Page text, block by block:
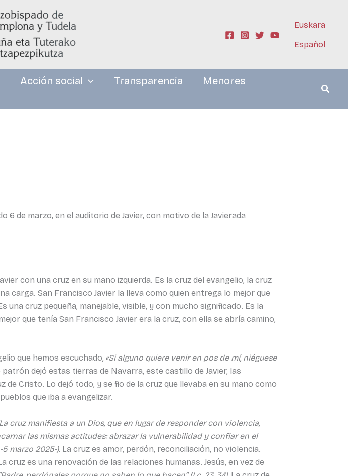
Euskara
Español
Acción social Transparencia
Menores
de marzo, en el auditorio de Javier, con motivo de la Javierada
con una cruz en su mano izquierda. Es la cruz del evangelio, la cruz
carga. San Francisco Javier la lleva como quien entrega lo mejor que
cruz pequeña, manejable, visible, y con mucho significado. Es la
que tenía San Francisco Javier era la cruz, con ella se abría camino,
que hemos escuchado, «Si alguno quiere venir en pos de mí, niéguese
dejó estas tierras de Navarra, este castillo de Javier, las
Cristo. Lo dejó todo, y se fio de la cruz que llevaba en su mano como
que iba a evangelizar.
cruz manifiesta a un Dios, que en lugar de responder con violencia,
las mismas actitudes: abrazar la vulnerabilidad y confiar en el
marzo 2025-). La cruz es amor, perdón, reconciliación, no violencia.
es una renovación de las relaciones humanas. Jesús, en vez de